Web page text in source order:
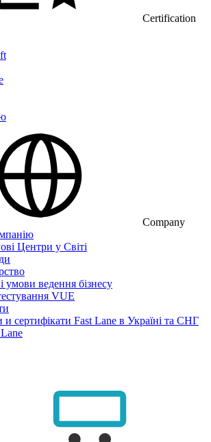
Certification
Company
Центри у Світі
умови ведення бізнесу
VUE
и сертифікати Fast Lane в Україні та СНГ